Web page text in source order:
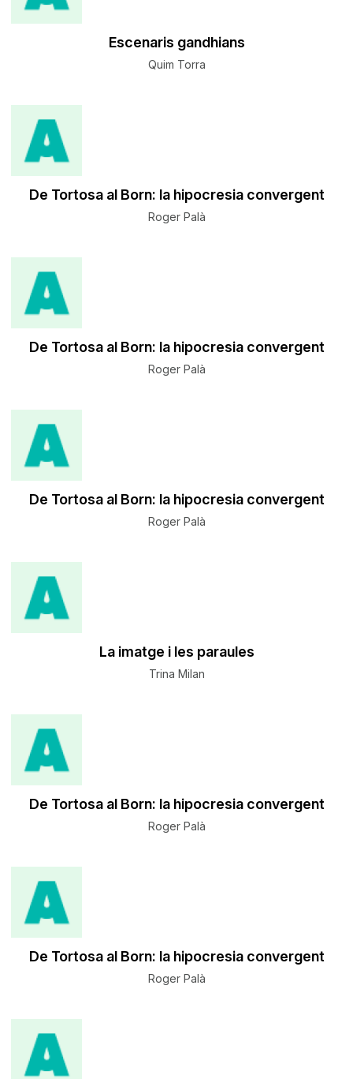
Escenaris gandhians
Quim Torra
De Tortosa al Born: la hipocresia convergent
Roger Palà
De Tortosa al Born: la hipocresia convergent
Roger Palà
De Tortosa al Born: la hipocresia convergent
Roger Palà
La imatge i les paraules
Trina Milan
De Tortosa al Born: la hipocresia convergent
Roger Palà
De Tortosa al Born: la hipocresia convergent
Roger Palà